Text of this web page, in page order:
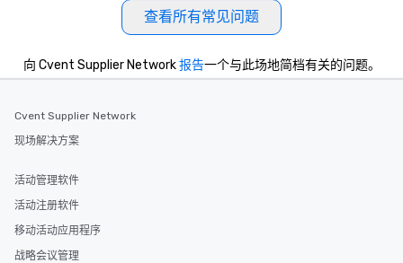
查看所有常见问题
向 Cvent Supplier Network报告一个与此场地简档有关的问题。
Cvent Supplier Network
现场解决方案
活动管理软件
活动注册软件
移动活动应用程序
战略会议管理